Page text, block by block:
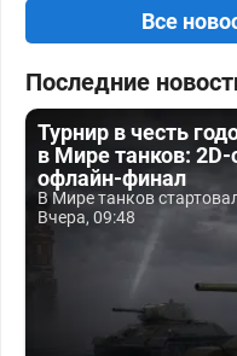
Все
Последние
Турнир в честь
в Мире танков: 2D-
офлайн-финал
В Мире танков
Вчера, 09:48